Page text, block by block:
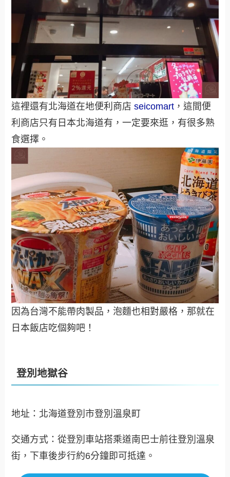
這裡還有北海道在地便利商店seicomart ，這間便
利商店只有日本北海道有，一定要來逛，有很多熟
食選擇。
因為台灣不能帶肉製品，泡麵也相對嚴格，那就在
日本飯店吃個夠吧！
登別地獄谷
地址：北海道登別市登別溫泉町
交通方式：從登別車站搭乘道南巴士前往登別溫泉
街，下車後步行約6分鐘即可抵達。